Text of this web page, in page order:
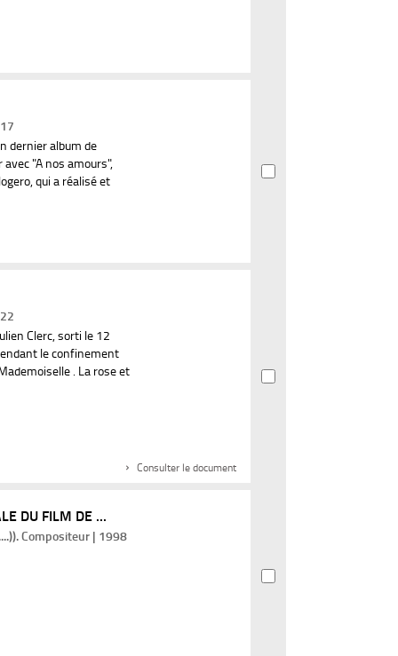
dernier album de
"A nos amours",
qui a réalisé et
Clerc, sorti le 12
le confinement
. La rose et
Consulter le document
DU FILM DE ...
Compositeur | 1998